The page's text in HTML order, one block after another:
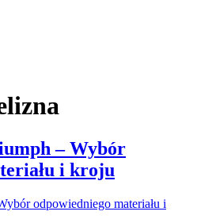
– Wybór
i kroju